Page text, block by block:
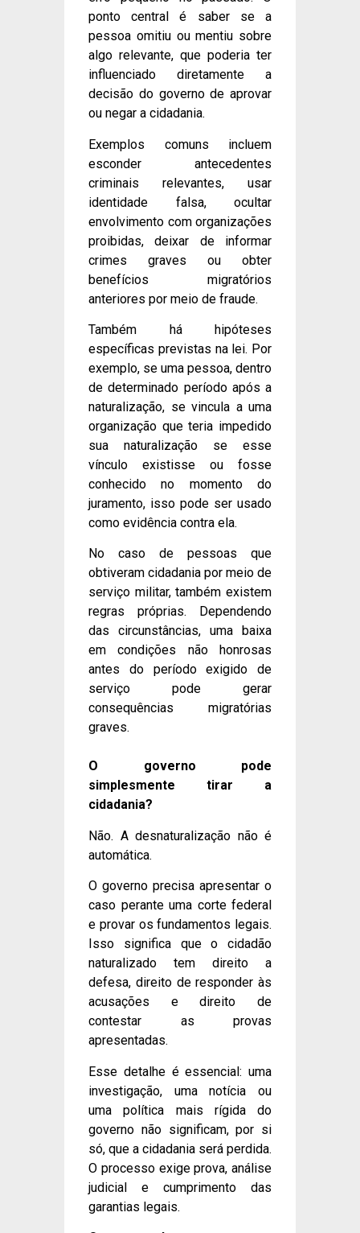
ponto central é saber se a
pessoa omitiu ou mentiu sobre
algo relevante, que poderia ter
influenciado diretamente a
decisão do governo de aprovar
ou negar a cidadania.
Exemplos comuns incluem
esconder antecedentes
criminais relevantes, usar
identidade falsa, ocultar
envolvimento com organizações
proibidas, deixar de informar
crimes graves ou obter
benefícios migratórios
anteriores por meio de fraude.
Também há hipóteses
específicas previstas na lei. Por
exemplo, se uma pessoa, dentro
de determinado período após a
naturalização, se vincula a uma
organização que teria impedido
sua naturalização se esse
vínculo existisse ou fosse
conhecido no momento do
juramento, isso pode ser usado
como evidência contra ela.
No caso de pessoas que
obtiveram cidadania por meio de
serviço militar, também existem
regras próprias. Dependendo
das circunstâncias, uma baixa
em condições não honrosas
antes do período exigido de
serviço pode gerar
consequências migratórias
graves.
O governo pode
simplesmente tirar a
cidadania?
Não. A desnaturalização não é
automática.
O governo precisa apresentar o
caso perante uma corte federal
e provar os fundamentos legais.
Isso significa que o cidadão
naturalizado tem direito a
defesa, direito de responder às
acusações e direito de
contestar as provas
apresentadas.
Esse detalhe é essencial: uma
investigação, uma notícia ou
uma política mais rígida do
governo não significam, por si
só, que a cidadania será perdida.
O processo exige prova, análise
judicial e cumprimento das
garantias legais.